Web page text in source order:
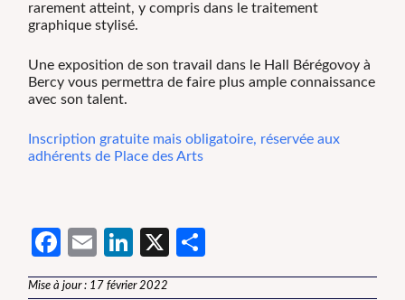
rarement atteint, y compris dans le traitement
graphique stylisé.
Une exposition de son travail dans le Hall Bérégovoy à
Bercy vous permettra de faire plus ample connaissance
avec son talent.
Inscription gratuite mais obligatoire, réservée aux
adhérents de Place des Arts
Facebook
EmailLinkedIn
X
Mise à jour : 17 février 2022